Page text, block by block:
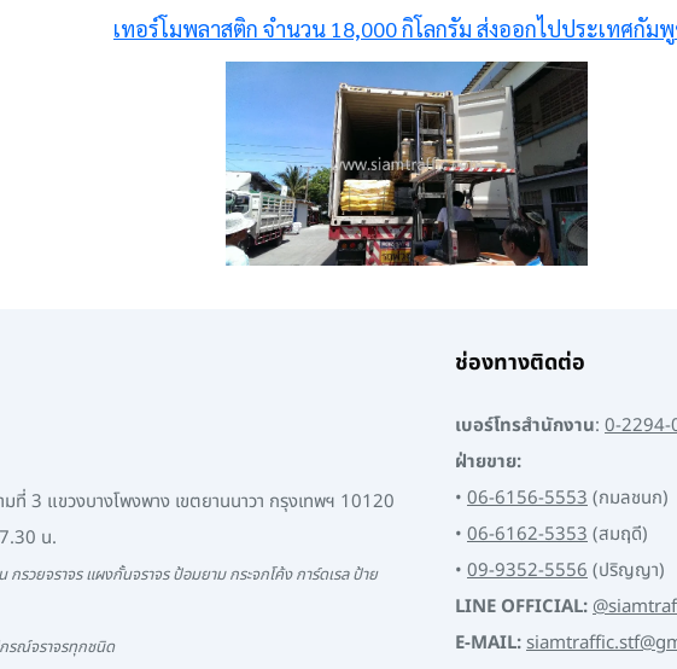
เทอร์โมพลาสติก จำนวน 18,000 กิโลกรัม ส่งออกไปประเทศกัม
ที่ 3 แขวงบางโพงพาง เขตยานนาวา กรุงเทพฯ 10120
น.
รวยจราจร แผงกั้นจราจร ป้อมยาม กระจกโค้ง การ์ดเรล ป้าย
รณ์จราจรทุกชนิด
ช่องทางติดต่อ
เบอร์โทรสำนักงาน: 0-
ฝ่ายขาย:
• 06-6156-5553(กมลชนก)
• 06-6162-5353(สมฤดี)
• 09-9352-5556(ปริญญา)
LINE OFFICIAL:
E-MAIL: